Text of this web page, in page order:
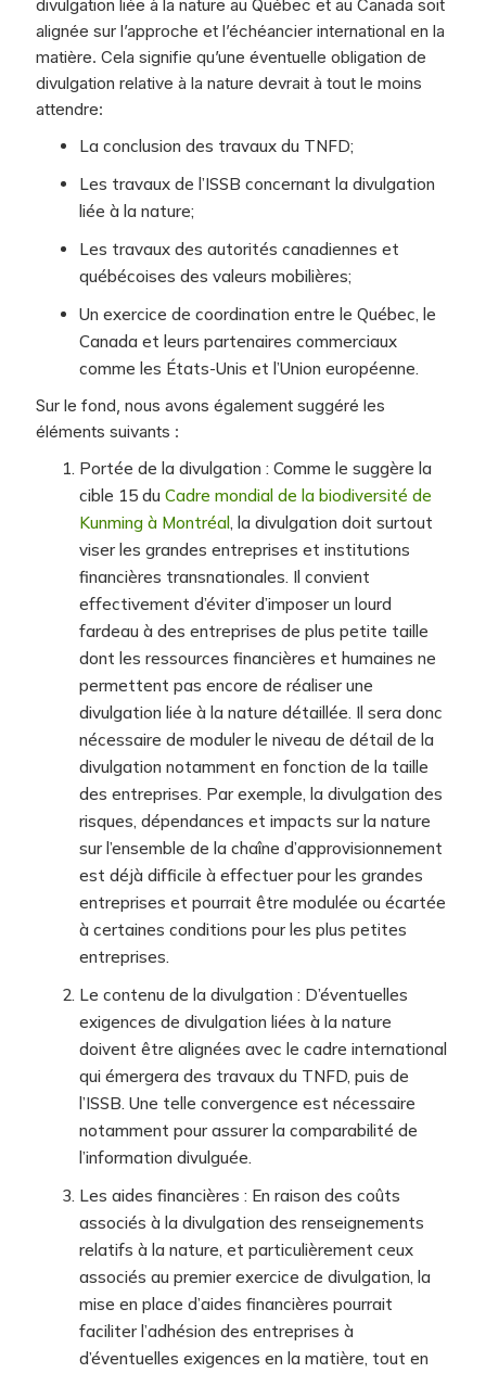
divulgation liée à la nature au Québec et au Canada soit
alignée sur l’approche et l’échéancier international en la
matière. Cela signifie qu’une éventuelle obligation de
divulgation relative à la nature devrait à tout le moins
attendre:
La conclusion des travaux du TNFD;
Les travaux de l’ISSB concernant la divulgation
liée à la nature;
Les travaux des autorités canadiennes et
québécoises des valeurs mobilières;
Un exercice de coordination entre le Québec, le
Canada et leurs partenaires commerciaux
comme les États-Unis et l’Union européenne.
Sur le fond, nous avons également suggéré les
éléments suivants :
Portée de la divulgation : Comme le suggère la
cible 15 du Cadre mondial de la biodiversité de
Kunming à Montréal, la divulgation doit surtout
viser les grandes entreprises et institutions
financières transnationales. Il convient
effectivement d’éviter d’imposer un lourd
fardeau à des entreprises de plus petite taille
dont les ressources financières et humaines ne
permettent pas encore de réaliser une
divulgation liée à la nature détaillée. Il sera donc
nécessaire de moduler le niveau de détail de la
divulgation notamment en fonction de la taille
des entreprises. Par exemple, la divulgation des
risques, dépendances et impacts sur la nature
sur l’ensemble de la chaîne d’approvisionnement
est déjà difficile à effectuer pour les grandes
entreprises et pourrait être modulée ou écartée
à certaines conditions pour les plus petites
entreprises.
Le contenu de la divulgation : D’éventuelles
exigences de divulgation liées à la nature
doivent être alignées avec le cadre international
qui émergera des travaux du TNFD, puis de
l’ISSB. Une telle convergence est nécessaire
notamment pour assurer la comparabilité de
l’information divulguée.
Les aides financières : En raison des coûts
associés à la divulgation des renseignements
relatifs à la nature, et particulièrement ceux
associés au premier exercice de divulgation, la
mise en place d’aides financières pourrait
faciliter l’adhésion des entreprises à
d’éventuelles exigences en la matière, tout en